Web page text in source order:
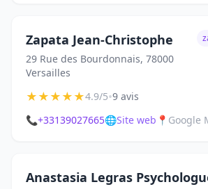
Zapata Jean-Christophe
29 Rue des Bourdonnais, 78000
Versailles
★★★★★4.9/5•9 avis
📞+33139027665🌐Site web 📍 Google
Anastasia Legras